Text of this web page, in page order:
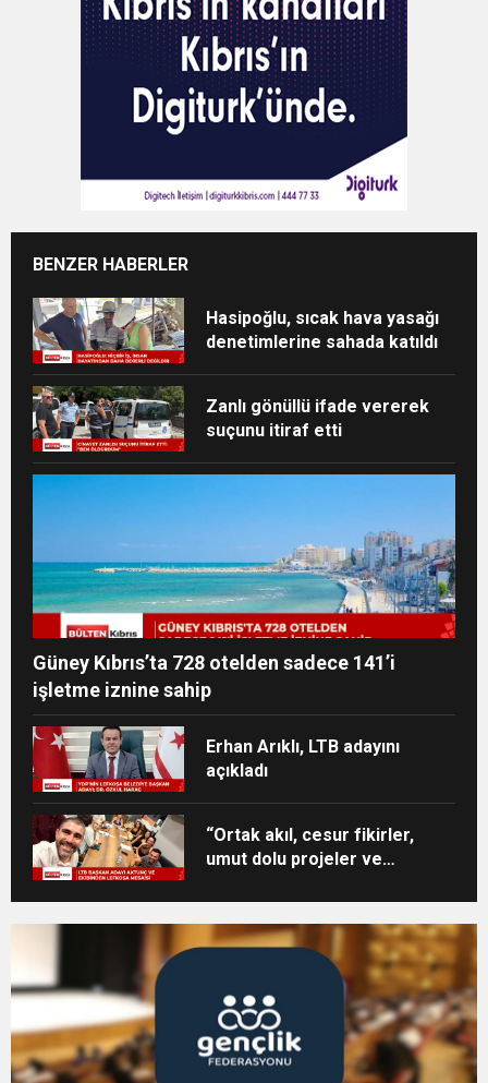
BENZER HABERLER
Hasipoğlu, sıcak hava yasağı
denetimlerine sahada katıldı
Zanlı gönüllü ifade vererek
suçunu itiraf etti
Güney Kıbrıs’ta 728 otelden sadece 141’i
işletme iznine sahip
Erhan Arıklı, LTB adayını
açıkladı
“Ortak akıl, cesur fikirler,
umut dolu projeler ve